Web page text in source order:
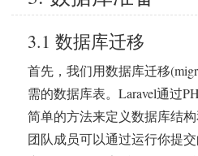
3.1 数据库迁移
首先，我们用数据库迁移
需的数据库表。Laravel通过
简单的方法来定义数据库结
团队成员可以通过运行你提